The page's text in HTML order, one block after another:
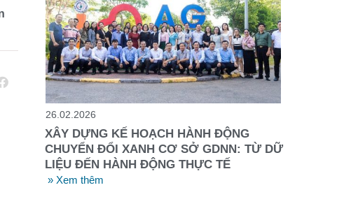
26.02.2026
XÂY DỰNG KẾ HOẠCH HÀNH ĐỘNG
CHUYỂN ĐỔI XANH CƠ SỞ GDNN: TỪ DỮ
LIỆU ĐẾN HÀNH ĐỘNG THỰC TẾ
» Xem thêm